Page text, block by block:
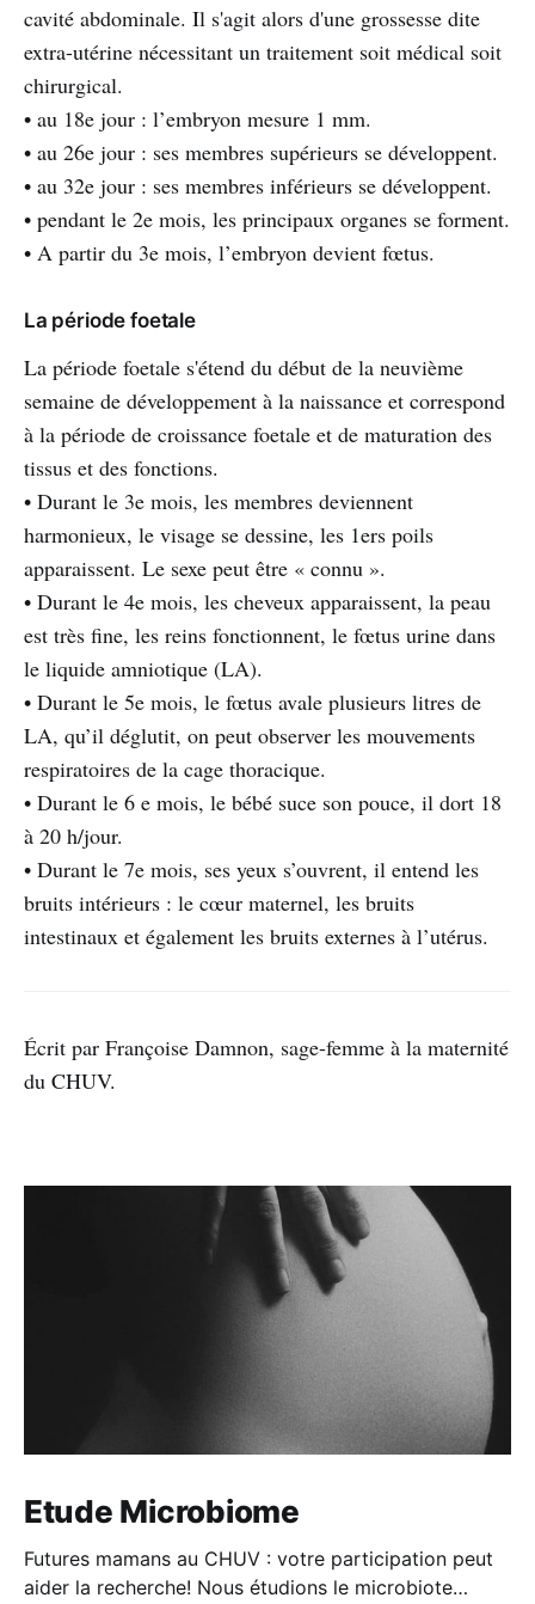
cavité abdominale. Il s'agit alors d'une grossesse dite
extra-utérine nécessitant un traitement soit médical soit
chirurgical.
• au 18e jour : l’embryon mesure 1 mm.
• au 26e jour : ses membres supérieurs se développent.
• au 32e jour : ses membres inférieurs se développent.
• pendant le 2e mois, les principaux organes se forment.
• A partir du 3e mois, l’embryon devient fœtus.
La période foetale
La période foetale s'étend du début de la neuvième
semaine de développement à la naissance et correspond
à la période de croissance foetale et de maturation des
tissus et des fonctions.
• Durant le 3e mois, les membres deviennent
harmonieux, le visage se dessine, les 1ers poils
apparaissent. Le sexe peut être « connu ».
• Durant le 4e mois, les cheveux apparaissent, la peau
est très fine, les reins fonctionnent, le fœtus urine dans
le liquide amniotique (LA).
• Durant le 5e mois, le fœtus avale plusieurs litres de
LA, qu’il déglutit, on peut observer les mouvements
respiratoires de la cage thoracique.
• Durant le 6 e mois, le bébé suce son pouce, il dort 18
à 20 h/jour.
• Durant le 7e mois, ses yeux s’ouvrent, il entend les
bruits intérieurs : le cœur maternel, les bruits
intestinaux et également les bruits externes à l’utérus.
Écrit par Françoise Damnon, sage-femme à la maternité
du CHUV.
Etude Microbiome
Futures mamans au CHUV : votre participation peut
aider la recherche! Nous étudions le microbiote